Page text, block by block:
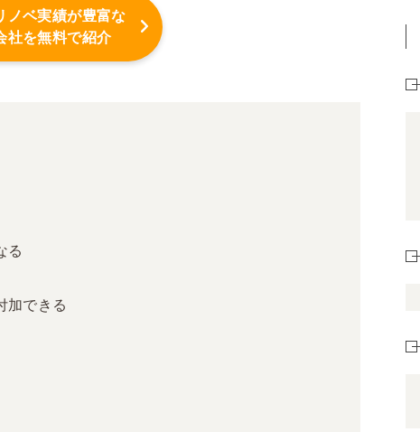
ノベ実績が豊富な
社を無料で紹介
る
加できる